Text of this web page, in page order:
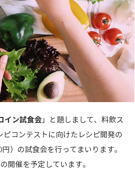
イン試食会」と題しまして、料飲ス
ピコンテストに向けたレシピ開発の
）の試食会を行ってまいります。
開催を予定しています。